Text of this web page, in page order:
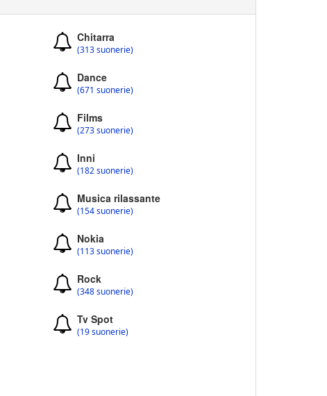
Chitarra
(313 suonerie)
Dance
(671 suonerie)
Films
(273 suonerie)
Inni
(182 suonerie)
Musica rilassante
(154 suonerie)
Nokia
(113 suonerie)
Rock
(348 suonerie)
Tv Spot
(19 suonerie)